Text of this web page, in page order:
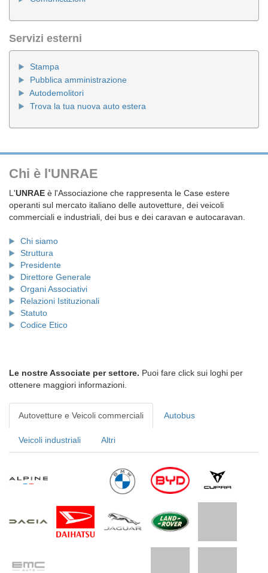
Servizi esterni
Stampa
Pubblica amministrazione
Autodemolitori
Trova la tua nuova auto estera
Chi è l'UNRAE
L'UNRAE è l'Associazione che rappresenta le Case estere
operanti sul mercato italiano delle autovetture, dei veicoli
commerciali e industriali, dei bus e dei caravan e autocaravan.
Chi siamo
Struttura
Presidente
Direttore Generale
Organi Associativi
Relazioni Istituzionali
Statuto
Codice Etico
Le nostre Associate per settore. Puoi fare click sui loghi per
ottenere maggiori informazioni.
Autovetture e Veicoli commerciali Autobus
Veicoli industriali Altri